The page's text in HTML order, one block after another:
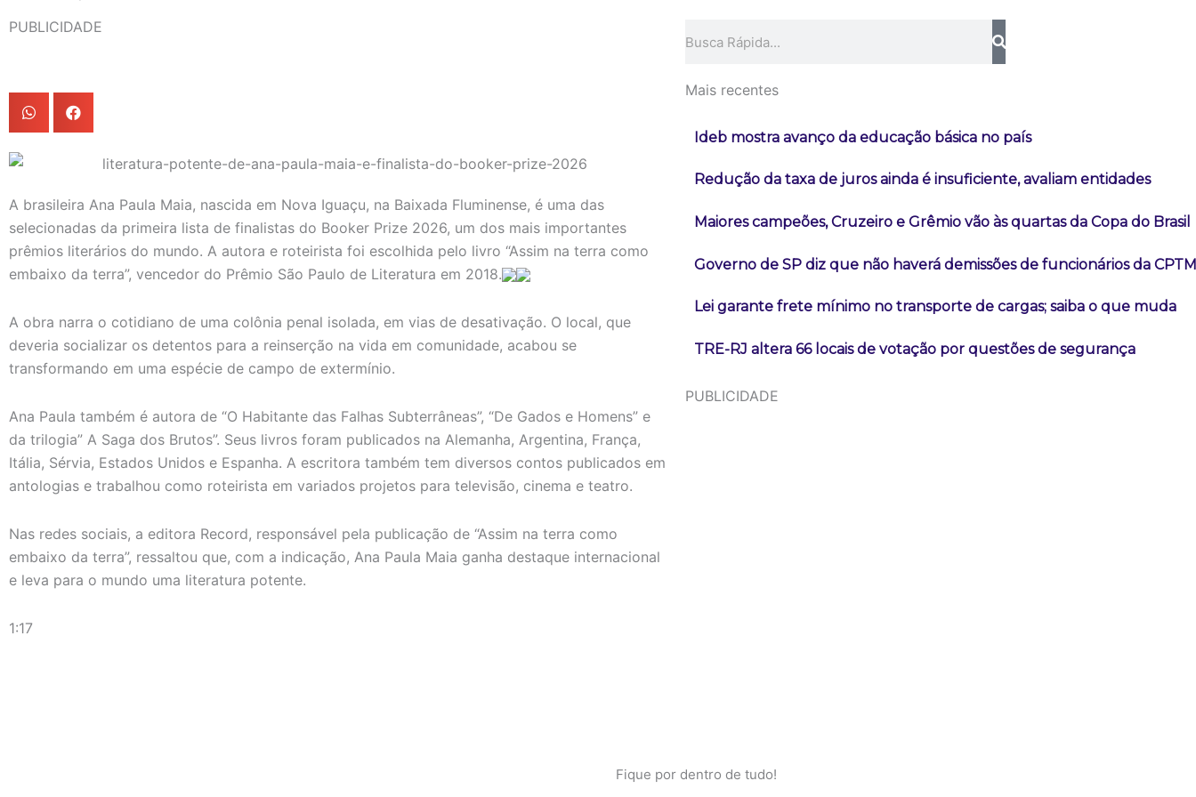
PUBLICIDADE
A brasileira Ana Paula Maia, nascida em Nova Iguaçu, na Baixada Fluminense, é uma das
selecionadas da primeira lista de finalistas do Booker Prize 2026, um dos mais importantes
prêmios literários do mundo. A autora e roteirista foi escolhida pelo livro “Assim na terra como
embaixo da terra”, vencedor do Prêmio São Paulo de Literatura em 2018.
A obra narra o cotidiano de uma colônia penal isolada, em vias de desativação. O local, que
deveria socializar os detentos para a reinserção na vida em comunidade, acabou se
transformando em uma espécie de campo de extermínio.
Ana Paula também é autora de “O Habitante das Falhas Subterrâneas”, “De Gados e Homens” e
da trilogia” A Saga dos Brutos”. Seus livros foram publicados na Alemanha, Argentina, França,
Itália, Sérvia, Estados Unidos e Espanha. A escritora também tem diversos contos publicados em
antologias e trabalhou como roteirista em variados projetos para televisão, cinema e teatro.
Nas redes sociais, a editora Record, responsável pela publicação de “Assim na terra como
embaixo da terra”, ressaltou que, com a indicação, Ana Paula Maia ganha destaque internacional
e leva para o mundo uma literatura potente.
1:17
Mais recentes
Ideb mostra avanço da educação básica no país
Redução da taxa de juros ainda é insuficiente, avaliam entidades
Maiores campeões, Cruzeiro e Grêmio vão às quartas da Copa do Brasil
Governo de SP diz que não haverá demissões de funcionários da CPTM
Lei garante frete mínimo no transporte de cargas; saiba o que muda
TRE-RJ altera 66 locais de votação por questões de segurança
PUBLICIDADE
Fique por dentro de tudo!